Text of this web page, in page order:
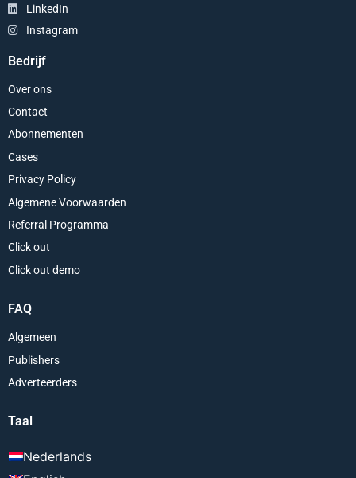
LinkedIn
Instagram
Bedrijf
Over ons
Contact
Abonnementen
Cases
Privacy Policy
Algemene Voorwaarden
Referral Programma
Click out
Click out demo
FAQ
Algemeen
Publishers
Adverteerders
Taal
Nederlands